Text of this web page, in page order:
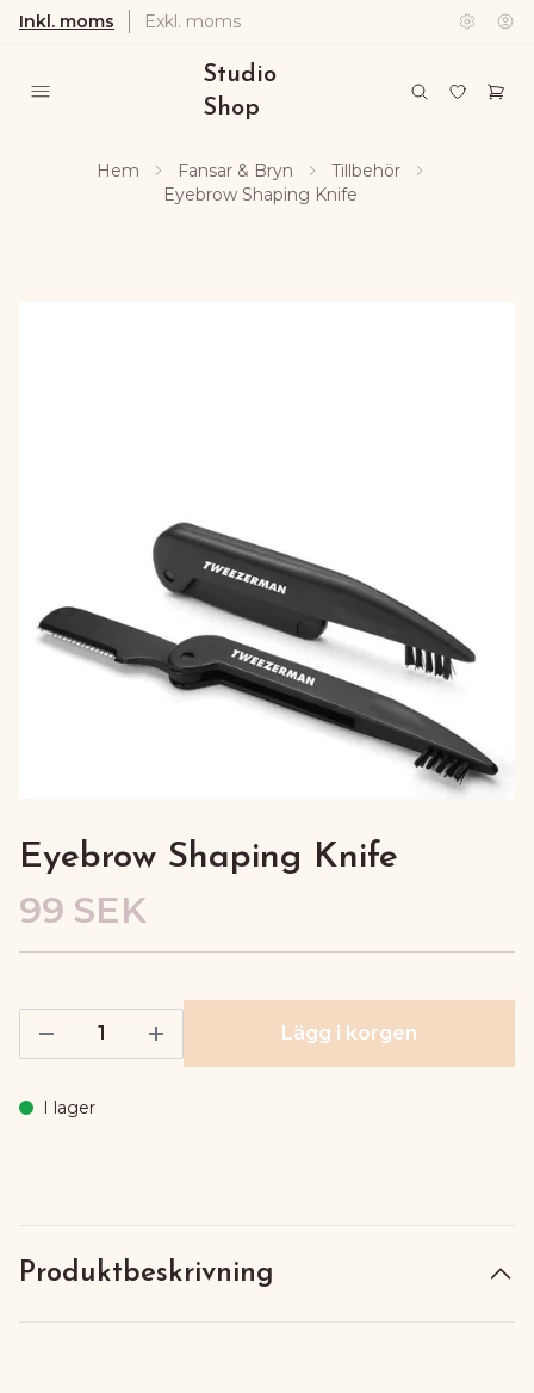
Inkl. moms Exkl. moms
Studio
Shop
Hem Fansar & Bryn
Tillbehör
Eyebrow Shaping Knife
Eyebrow Shaping Knife
99 SEK
Lägg i korgen
I lager
Produktbeskrivning